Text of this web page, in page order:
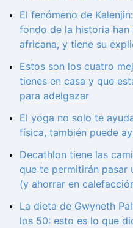
El fenómeno de
fondo de la historia
africana, y tiene su
Estos son los cuatro
tienes en casa y que
para adelgazar
El yoga no solo te
física, también puede
Decathlon tiene las
que te permitirán pasar
(y ahorrar en
La dieta de Gwyneth
los 50: esto es lo que